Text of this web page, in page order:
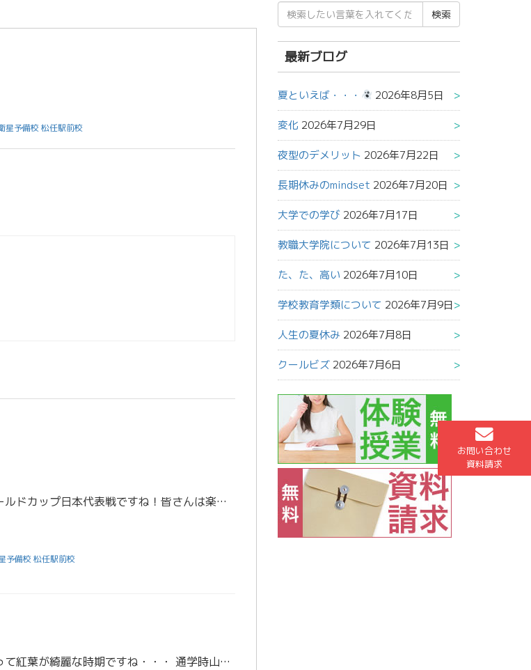
お問い合わせ
資料請求
星予備校 松任駅前校
こんにちは！榊原です。 今夜はいよいよワールドカップ日本代表戦ですね！皆さんは楽しみですか？？僕はとても楽しみにしています！ 今回日本はコスタリカ、スペイン、ドイツととんでもないグループに入れられていてグループリーグ突破 […]
予備校 松任駅前校
こんにちは！松任校室井です＾＾ 秋が深まって紅葉が綺麗な時期ですね・・・ 通学時山側環状線を通るのですが、道中の銀杏並木がとても綺麗で見とれています。 みんなもたまには外で紅葉をながめて気分転換しましょう♪ 私もついでに […]
検
索
結
果:
最新ブログ
夏といえば・・・ 2026年8月5日
変化 2026年7月29日
夜型のデメリット 2026年7月22日
長期休みのmindset 2026年7月20日
大学での学び 2026年7月17日
教職大学院について 2026年7月13日
た、た、高い 2026年7月10日
学校教育学類について 2026年7月9日
人生の夏休み 2026年7月8日
クールビズ 2026年7月6日